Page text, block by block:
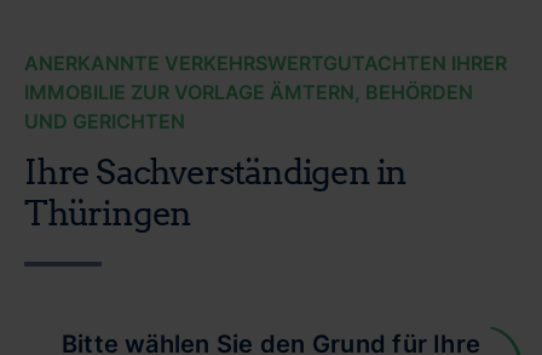
ANERKANNTE VERKEHRSWERTGUTACHTEN IHRER
IMMOBILIE ZUR VORLAGE ÄMTERN, BEHÖRDEN
UND GERICHTEN
Ihre Sachverständigen in
Thüringen
Bitte wählen Sie den Grund für Ihre